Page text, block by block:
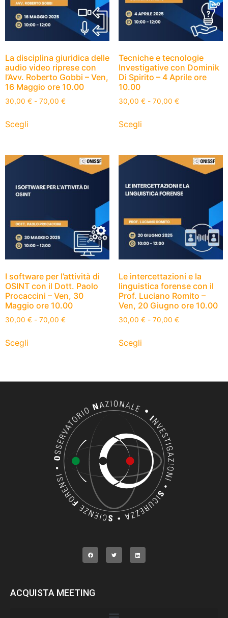
La disciplina giuridica delle
audio video riprese con
l’Avv. Roberto Gobbi – Ven,
16 Maggio ore 10.00
30,00 € - 70,00 €
Scegli
Tecniche e tecnologie
Investigative con Dominik
Di Spirito – 4 Aprile ore
10.00
30,00 € - 70,00 €
Scegli
I software per l’attività di
OSINT con il Dott. Paolo
Procaccini – Ven, 30
Maggio ore 10.00
30,00 € - 70,00 €
Scegli
Le intercettazioni e la
linguistica forense con il
Prof. Luciano Romito –
Ven, 20 Giugno ore 10.00
30,00 € - 70,00 €
Scegli
ACQUISTA MEETING